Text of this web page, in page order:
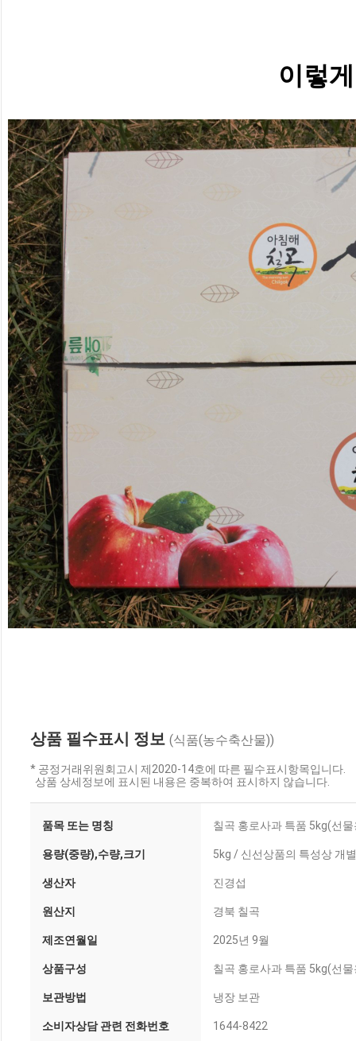
이렇
상품 필수표시 정보 (식품(농수축산물))
* 공정거래위원회고시 제2020-14호에 따른 필수표시항목입니다.
상품 상세정보에 표시된 내용은 중복하여 표시하지 않습니다.
품목 또는 명칭 칠곡 홍로사과 특품 5kg(선
용량(중량),수량,크기 5kg / 신선상품의 특성상 개
생산자 진경섭
원산지 경북 칠곡
제조연월일 2025년 9월
상품구성 칠곡 홍로사과 특품 5kg(선
보관방법 냉장 보관
소비자상담 관련 전화번호 1644-8422